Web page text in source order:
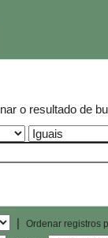
o resultado de
|
Ordenar registros